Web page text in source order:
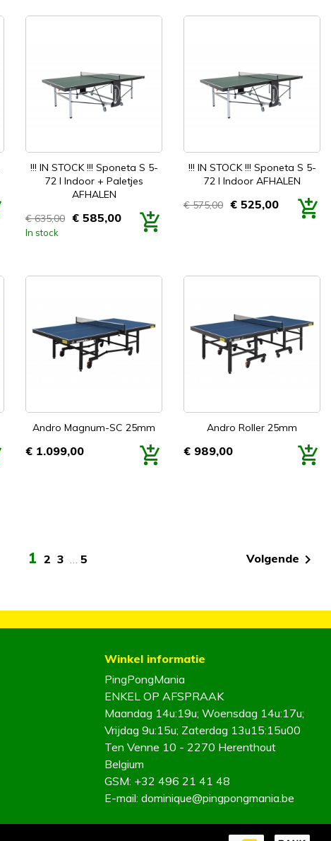
!!! IN STOCK !!! Sponeta S 5-
72 I Indoor + Paletjes
AFHALEN
Prijs
€ 635,00 € 585,00
In stock
Snel bekijken
!!! IN STOCK !!! Sponeta S 5-
72 I Indoor AFHALEN
Prijs
€ 575,00 € 525,00
Snel bekijken
Andro Magnum-SC 25mm
Prijs
€ 1.099,00
Snel bekijken Andro Roller 25mm
Prijs
€ 989,00
Snel bekijken
123… 5 Volgende 
Winkel informatie
PingPongMania
ENKEL OP AFSPRAAK
Maandag 14u:19u; Woensdag 14u:17u;
Vrijdag 9u:15u; Zaterdag 13u15:15u00
Ten Venne 10 - 2270 Herenthout
Belgium
GSM: +32 496 21 41 48
E-mail: dominique@pingpongmania.be